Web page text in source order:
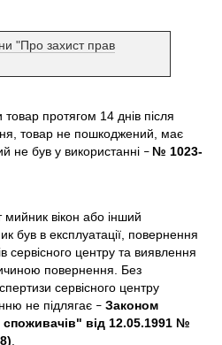
"Про захист прав
протягом 14 днів після
товар не пошкоджений, має
не був у використанні – № 1023-
вікон або інший
був в експлуатації, повернення
сервісного центру та виявлення
повернення. Без
сервісного центру
не підлягає – Законом
від 12.05.1991 №